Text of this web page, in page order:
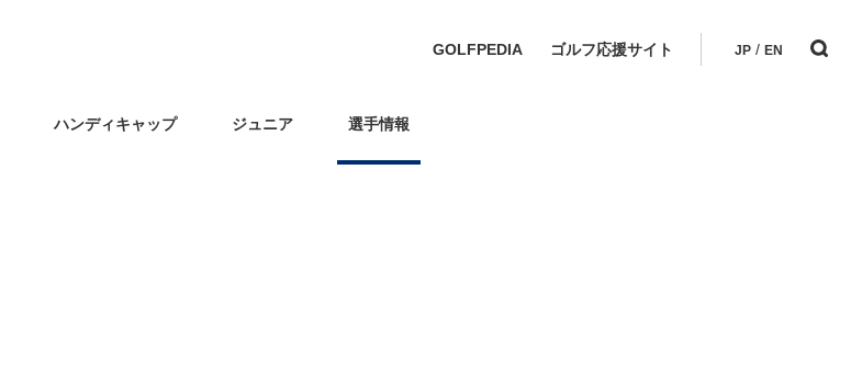
GOLFPEDIA ゴルフ応援サイト JP / EN
ハンディキャップ ジュニア 選手情報